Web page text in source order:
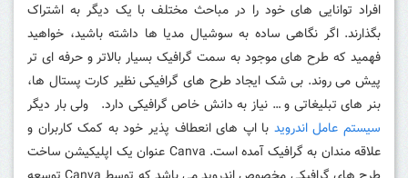
افراد توانایی های خود را در مباحث مختلف با یک دیگر به اشتراک
بگذارند. اگر نگاهی ساده به سوشیال مدیا ها داشته باشید، خواهید
فهمید که طرح های موجود به سمت گرافیک بسیار بالاتر و حرفه ای تر
پیش می روند. بی شک ایجاد طرح های گرافیکی نظیر کارت پستال ها،
بنر های تبلیغاتی و … نیاز به دانش خاص گرافیکی دارد. ولی بار دیگر
سیستم عامل اندروید با اپ های انعطاف پذیر خود به کمک کاربران و
علاقه مندان به گرافیک آمده است. Canva عنوان یک اپلیکیشن ساخت